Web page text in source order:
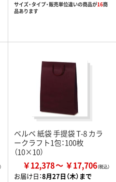
サイズ・タイプ・販売単位違いの商品が16商
品あります
ベルベ 紙袋 手提袋 T-8 カラ
ークラフト1包：100枚
（10×10）
￥12,378 ￥17,706
お届け日：8月27日（木）まで